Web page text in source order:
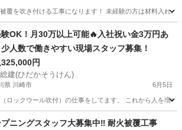
被覆を吹き付ける工事になります！ 未経験の方は材料入れ
町駅 内装職人 職人
OK！月30万以上可能🔥入社祝い金3万円あ
少人数で働きやすい現場スタッフ募集！
325,000円
建(ひだかそうけん)
県 川崎市 6月5日
ロックウール吹付）の仕事をしてます。 これから人を
内装職人 未経験
ニングスタッフ大募集中‼︎ 耐火被覆工事